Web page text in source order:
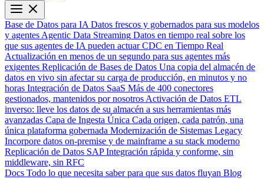
Base de Datos para IA Datos frescos y gobernados para sus modelos
y agentes Agentic Data Streaming Datos en tiempo real sobre los
que sus agentes de IA pueden actuar CDC en Tiempo Real
Actualización en menos de un segundo para sus agentes más
exigentes Replicación de Bases de Datos Una copia del almacén de
datos en vivo sin afectar su carga de producción, en minutos y no
horas Integración de Datos SaaS Más de 400 conectores
gestionados, mantenidos por nosotros Activación de Datos ETL
inverso: lleve los datos de su almacén a sus herramientas más
avanzadas Capa de Ingesta Única Cada origen, cada patrón, una
única plataforma gobernada Modernización de Sistemas Legacy
Incorpore datos on-premise y de mainframe a su stack moderno
Replicación de Datos SAP Integración rápida y conforme, sin
middleware, sin RFC
Docs Todo lo que necesita saber para que sus datos fluyan Blog